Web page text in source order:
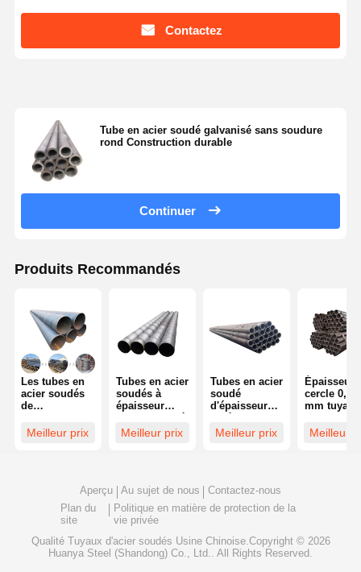
Contactez
Tube en acier soudé galvanisé sans soudure
rond Construction durable
Continuer
Produits Recommandés
Les tubes en
acier soudés
de
offrant une
résistance à la
conçus pour
l'industrie
Meilleur prix
Tubes en acier
soudés à
épaisseur
3,0 mm,
fabriqués
pour
l'ingénierie et
la
construction
Meilleur prix
Tubes en acier
soudé
d'épaisseur
Commande
minimale 25
à la
mécanique et
à la structure
Meilleur prix
Épaisseur
cercle 0,5-
mm
Résistance
Meilleur
Aperçu Au sujet de nous
Contactez-nous
Plan du
site
Politique en matière de protection de la
vie privée
Qualité Tuyaux d'acier soudés Usine Chinoise.Copyright © 2026
Huanya Steel (Shandong) Co., Ltd.. All Rights Reserved.